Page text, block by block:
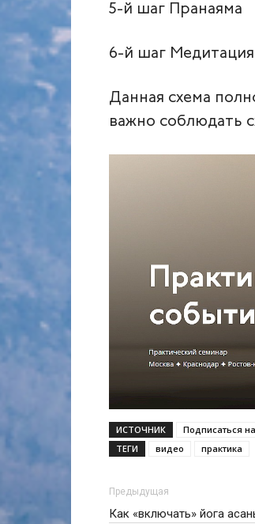
5‑й шаг Пранаяма
6‑й шаг Медитация
Данная схема
важно соблюдать
ИСТОЧНИК
Подписаться
ТЕГИ
видео практика
Предыдущая
Как «включать» йога